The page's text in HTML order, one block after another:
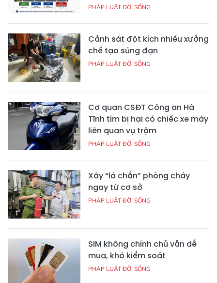
PHÁP LUẬT ĐỜI SỐNG
Cảnh sát đột kích nhiều xưởng
chế tạo súng đạn
PHÁP LUẬT ĐỜI SỐNG
Cơ quan CSĐT Công an Hà
Tĩnh tìm bị hại có chiếc xe máy
liên quan vụ trộm
PHÁP LUẬT ĐỜI SỐNG
Xây “lá chắn” phòng cháy
ngay từ cơ sở
PHÁP LUẬT ĐỜI SỐNG
SIM không chính chủ vẫn dễ
mua, khó kiểm soát
PHÁP LUẬT ĐỜI SỐNG